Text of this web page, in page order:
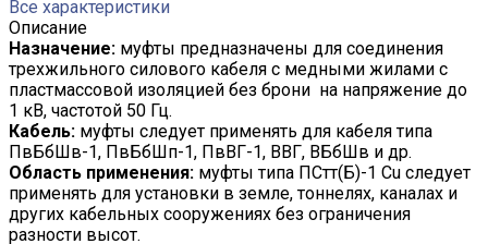
Все характеристики
Описание
Назначение: муфты предназначены для соединения
трехжильного силового кабеля с медными жилами с
пластмассовой изоляцией без брони на напряжение до
1 кВ, частотой 50 Гц.
Кабель: муфты следует применять для кабеля типа
ПвБбШв-1, ПвБбШп-1, ПвВГ-1, ВВГ, ВБбШв и др.
Область применения: муфты типа ПСтт(Б)-1 Cu следует
применять для установки в земле, тоннелях, каналах и
других кабельных сооружениях без ограничения
разности высот.